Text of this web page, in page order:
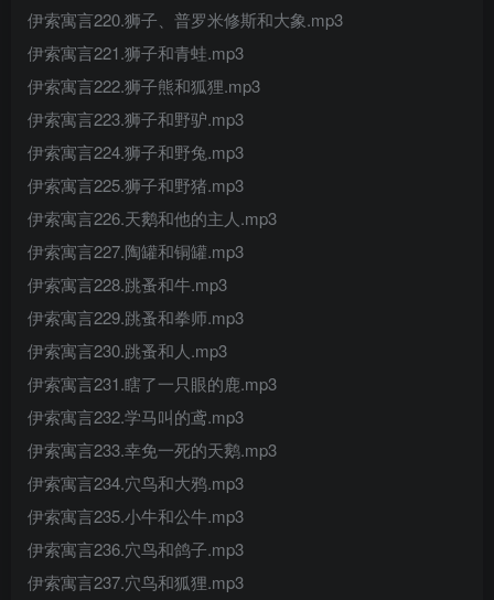
伊索寓言220.狮子、普罗米修斯和大象.mp3
伊索寓言221.狮子和青蛙.mp3
伊索寓言222.狮子熊和狐狸.mp3
伊索寓言223.狮子和野驴.mp3
伊索寓言224.狮子和野兔.mp3
伊索寓言225.狮子和野猪.mp3
伊索寓言226.天鹅和他的主人.mp3
伊索寓言227.陶罐和铜罐.mp3
伊索寓言228.跳蚤和牛.mp3
伊索寓言229.跳蚤和拳师.mp3
伊索寓言230.跳蚤和人.mp3
伊索寓言231.瞎了一只眼的鹿.mp3
伊索寓言232.学马叫的鸢.mp3
伊索寓言233.幸免一死的天鹅.mp3
伊索寓言234.穴鸟和大鸦.mp3
伊索寓言235.小牛和公牛.mp3
伊索寓言236.穴鸟和鸽子.mp3
伊索寓言237.穴鸟和狐狸.mp3